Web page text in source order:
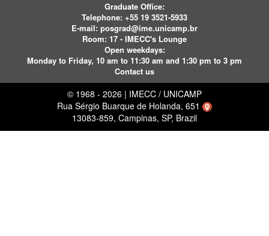
Graduate Office:
Telephone: +55 19 3521-5933
E-mail: posgrad@ime.unicamp.br
Room: 17 - IMECC's Lounge
Open weekdays:
Monday to Friday, 10 am to 11:30 am and 1:30 pm to 3 pm
Contact us
© 1968 - 2026 | IMECC / UNICAMP
Rua Sérgio Buarque de Holanda, 651
13083-859, Campinas, SP, Brazil